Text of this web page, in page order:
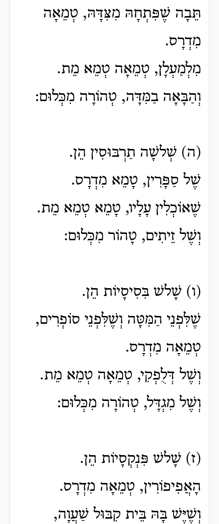
תֵּבָה שֶׁפִּתְחָהּ מִצִּדָּהּ, טְמֵאָה
מִדְרָס.
מִלְמַעְלָן, טְמֵאָה טְמֵא מֵת.
וְהַבָּאָה בַמִּדָּה, טְהוֹרָה מִכְּלוּם:
(ה) שְׁלשָׁה תַרְבּוּסִין הֵן.
שֶׁל סַפָּרִין, טָמֵא מִדְרָס.
שֶׁאוֹכְלִין עָלָיו, טָמֵא טְמֵא מֵת.
וְשֶׁל זֵיתִים, טָהוֹר מִכְּלוּם:
(ו) שָׁלשׁ בִּסִיסָיוֹת הֵן.
שֶׁלִּפְנֵי הַמִּטָּה וְשֶׁלִּפְנֵי סוֹפְרִים,
טְמֵאָה מִדְרָס.
וְשֶׁל דְּלֻפְקִי, טְמֵאָה טְמֵא מֵת.
וְשֶׁל מִגְדָּל, טְהוֹרָה מִכְּלוּם:
(ז) שָׁלשׁ פִּנְקְסָיוֹת הֵן.
הָאֲפִיפוֹרִין, טְמֵאָה מִדְרָס.
וְשֶׁיֶּשׁ בָּהּ בֵּית קִבּוּל שַׁעֲוָה,